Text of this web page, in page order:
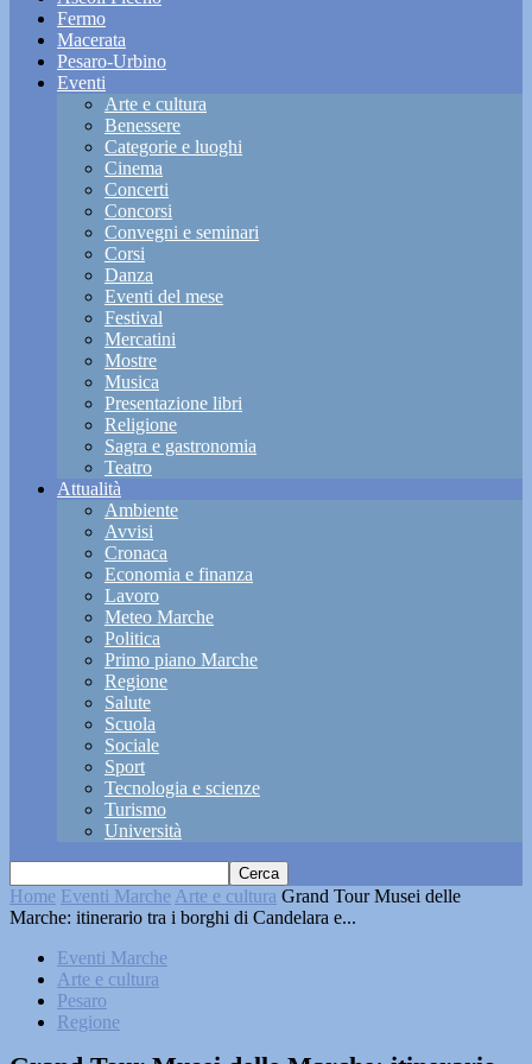
Fermo
Macerata
Pesaro-Urbino
Eventi
Arte e cultura
Benessere
Categorie e luoghi
Cinema
Concerti
Concorsi
Convegni e seminari
Corsi
Danza
Eventi del mese
Festival
Mercatini
Mostre
Musica
Presentazione libri
Religione
Sagra e gastronomia
Teatro
Attualità
Ambiente
Avvisi
Cronaca
Economia e finanza
Lavoro
Meteo Marche
Politica
Primo piano Marche
Regione
Salute
Scuola
Sociale
Sport
Tecnologia e scienze
Turismo
Università
Home Eventi Marche Arte e cultura Grand Tour Musei delle
Marche: itinerario tra i borghi di Candelara e...
Eventi Marche
Arte e cultura
Pesaro
Regione